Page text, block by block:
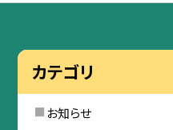
カテゴリ
お知らせ